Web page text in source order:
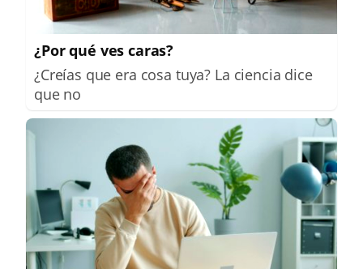
¿Por qué ves caras?
¿Creías que era cosa tuya? La ciencia dice
que no